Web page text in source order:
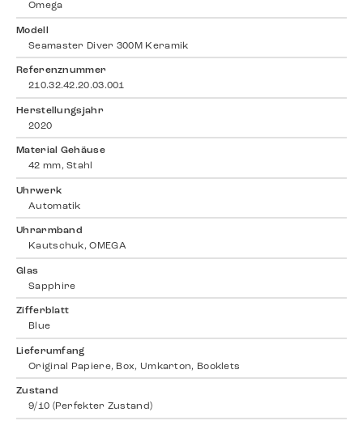
Omega
Modell
Seamaster Diver 300M Keramik
Referenznummer
210.32.42.20.03.001
Herstellungsjahr
2020
Material Gehäuse
42 mm, Stahl
Uhrwerk
Automatik
Uhrarmband
Kautschuk, OMEGA
Glas
Sapphire
Zifferblatt
Blue
Lieferumfang
Original Papiere, Box, Umkarton, Booklets
Zustand
9/10 (Perfekter Zustand)